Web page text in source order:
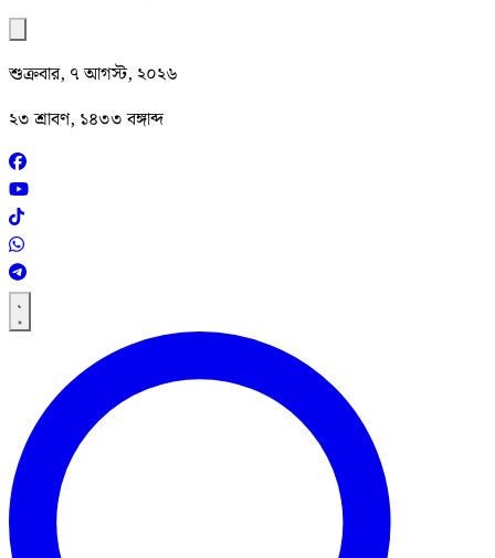
শুক্রবার, ৭ আগস্ট, ২০২৬
২৩ শ্রাবণ, ১৪৩৩ বঙ্গাব্দ